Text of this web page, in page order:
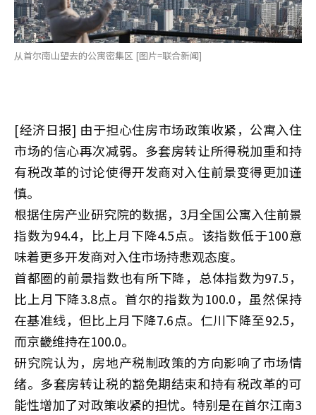
从首尔南山望去的公寓密集区 [图片=联合新闻]
[经济日报] 由于担心住房市场政策收紧，公寓入住
市场的信心再次减弱。多套房转让所得税加重和持
有税改革的讨论使得开发商对入住前景变得更加谨
慎。
根据住房产业研究院的数据，3月全国公寓入住前景
指数为94.4，比上月下降4.5点。该指数低于100意
味着更多开发商对入住市场持悲观态度。
首都圈的前景指数也有所下降，总体指数为97.5，
比上月下降3.8点。首尔的指数为100.0，虽然保持
在基准线，但比上月下降7.6点。仁川下降至92.5，
而京畿维持在100.0。
研究院认为，房地产税制政策的方向影响了市场情
绪。多套房转让税的豁免期结束和持有税改革的可
能性增加了对政策收紧的担忧。特别是在首尔江南3